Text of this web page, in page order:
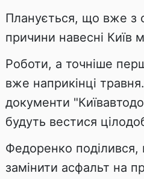
Планується, що вже з
причини навесні Київ
Роботи, а точніше
вже наприкінці
документи
будуть вестися
Федоренко поділився,
замінити асфальт на